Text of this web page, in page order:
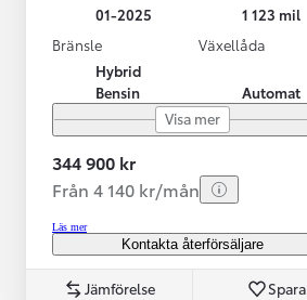
01-2025
1 123 mil
Bränsle
Hybrid
Bensin
Växellåda
Automat
Visa mer
344 900 kr
Från 4 140 kr/mån
Läs mer
Kontakta återförsäljare
Jämförelse Spara